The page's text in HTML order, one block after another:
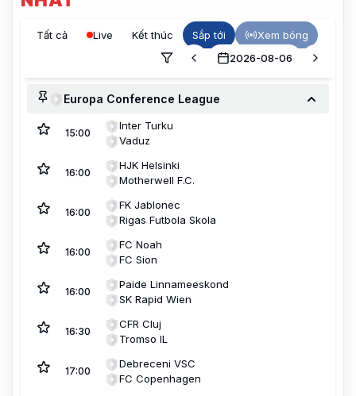
Tất cả Live Kết thúc Sắp tới
Xem bóng
2026-08-06
Europa Conference League
15:00
Inter Turku
Vaduz
16:00
HJK Helsinki
Motherwell F.C.
16:00
FK Jablonec
Rigas Futbola Skola
16:00
FC Noah
FC Sion
16:00
Paide Linnameeskond
SK Rapid Wien
16:30
CFR Cluj
Tromso IL
17:00
Debreceni VSC
FC Copenhagen